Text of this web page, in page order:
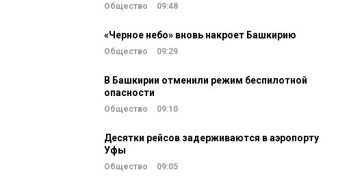
Общество 09:48
«Черное небо» вновь накроет Башкирию
Общество 09:29
В Башкирии отменили режим беспилотной
опасности
Общество 09:10
Десятки рейсов задерживаются в аэропорту
Уфы
Общество 09:05